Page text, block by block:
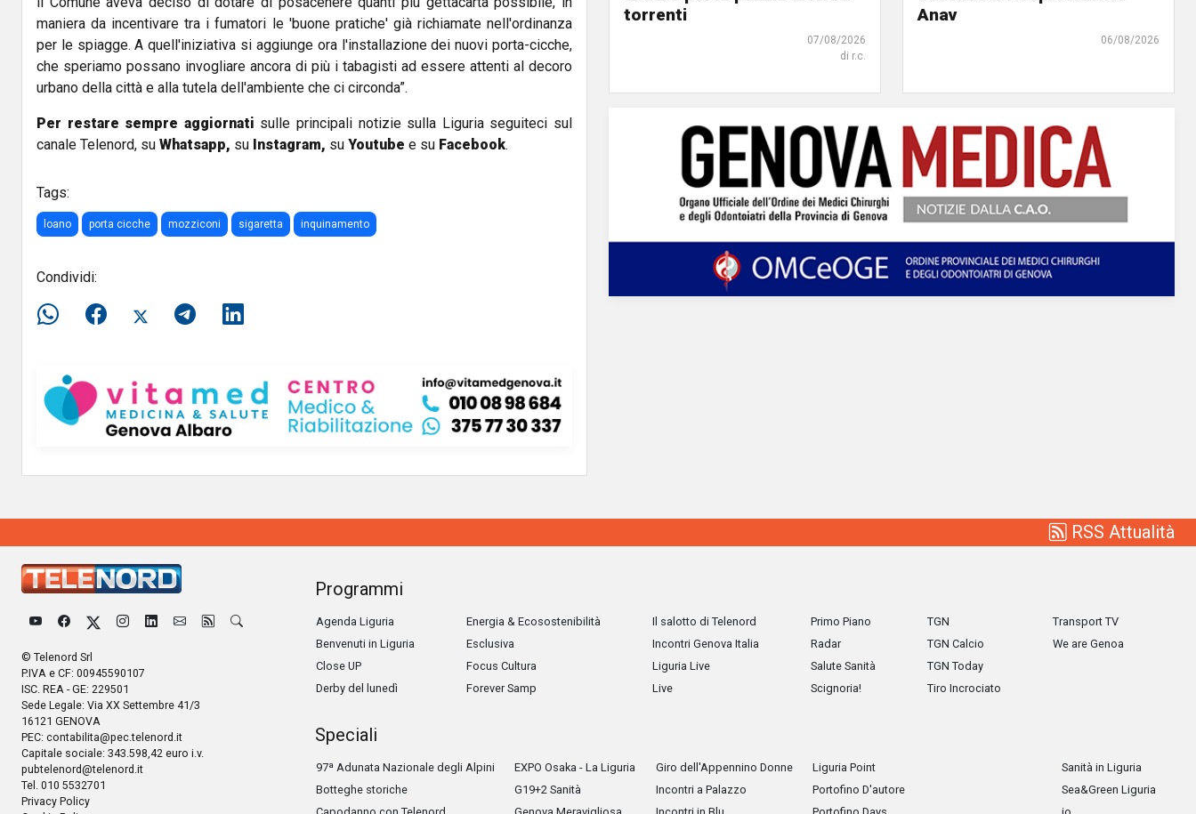
maniera da incentivare tra i fumatori le 'buone pratiche' già richiamate nell'ordinanza
per le spiagge. A quell'iniziativa si aggiunge ora l'installazione dei nuovi porta-cicche,
che speriamo possano invogliare ancora di più i tabagisti ad essere attenti al decoro
urbano della città e alla tutela dell'ambiente che ci circonda”.
Per restare sempre aggiornati sulle principali notizie sulla Liguria seguiteci sul
canale Telenord, su Whatsapp, su Instagram, su Youtube e su Facebook.
Tags:
loano porta cicche mozziconi sigaretta inquinamento
Condividi:
torrenti
07/08/2026
di r.c.
Anav
06/08/2026
RSS Attualità
© Telenord Srl
P.IVA e CF: 00945590107
ISC. REA - GE: 229501
Sede Legale: Via XX Settembre 41/3
16121 GENOVA
PEC: contabilita@pec.telenord.it
Capitale sociale: 343.598,42 euro i.v.
pubtelenord@telenord.it
Tel. 010 5532701
Privacy Policy
Programmi
Agenda Liguria
Benvenuti in Liguria
Close UP
Derby del lunedì
Energia & Ecosostenibilità
Esclusiva
Focus Cultura
Forever Samp
Il salotto di Telenord
Incontri Genova Italia
Liguria Live
Live
Primo Piano
Radar
Salute Sanità
Scignoria!
TGN
TGN Calcio
TGN Today
Tiro Incrociato
Transport TV
We are Genoa
Speciali
97ª Adunata Nazionale degli Alpini
Botteghe storiche
EXPO Osaka - La Liguria
G19+2 Sanità
Giro dell'Appennino Donne
Incontri a Palazzo
Liguria Point
Portofino D'autore
Sanità in Liguria
Sea&Green Liguria